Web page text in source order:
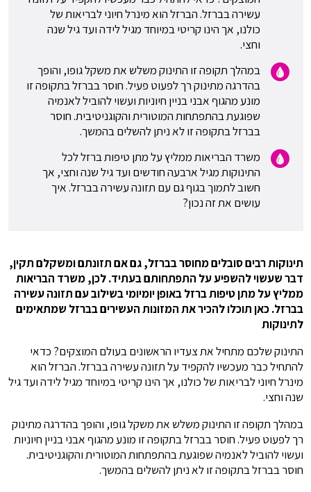
עשירה בברזל. הברזל הוא מינרל חיוני לבריאות של
כולנו, אך הינו קריטי במיוחד מגיל לידה ועד גיל שנה
וחצי.
במהלך תקופה זו התינוק משלש את משקל גופו, והופך
בהדרגה מתינוק רך לפעוט פעיל. חוסר בברזל בתקופה זו
מונע מהגוף אבני בניין חיוניות ועשוי להוביל לאנמיה
שפוגעת בהתפתחות המוטורית והקוגניטיבית. חוסר
בברזל בתקופה זו לא ניתן להשלים בהמשך.
משרד הבריאות ממליץ על מתן טיפות ברזל לכל
התינוקות מגיל ארבעה חודשים ועד גיל שנה וחצי, אך
חשוב לתמוך בגוף גם עם תזונה עשירה בברזל. איך
עושים את זה נכון?
תינוקות רבים סובלים מחוסר בברזל, גם אם תזונתם ומשקלם תקין,
דבר שעשוי להשפיע על התפתחותם בעתיד. לכן, משרד הבריאות
ממליץ על מתן טיפות ברזל באופן יומיומי בשילוב עם תזונה עשירה
בברזל. כאן תוכלו להכיר את המזונות העשירים בברזל שמתאימים
לתינוקות
התינוק שלכם מתחיל את צעדיו הראשונים בעולם המוצקים? כדאי
להתחיל כבר מעכשיו להקפיד על תזונה עשירה בברזל. הברזל הוא
מינרל חיוני לבריאות של כולנו, אך הינו קריטי במיוחד מגיל לידה ועד גיל
שנה וחצי.
במהלך תקופה זו התינוק משלש את משקל גופו, והופך בהדרגה מתינוק
רך לפעוט פעיל. חוסר בברזל בתקופה זו מונע מהגוף אבני בניין חיוניות
ועשוי להוביל לאנמיה שפוגעת בהתפתחות המוטורית והקוגניטיבית.
חוסר בברזל בתקופה זו לא ניתן להשלים בהמשך.